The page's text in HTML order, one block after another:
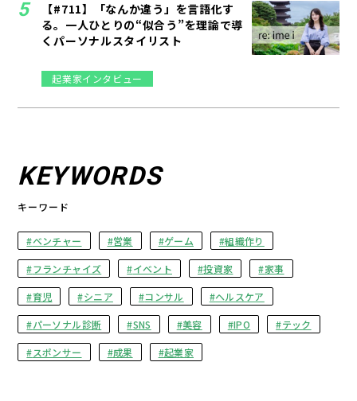
【#711】「なんか違う」を言語化す
る。一人ひとりの“似合う”を理論で導
くパーソナルスタイリスト
起業家インタビュー
KEYWORDS
キーワード
ベンチャー 営業 ゲーム 組織作り
フランチャイズ イベント 投資家 家事
育児 シニア コンサル ヘルスケア
パーソナル診断 SNS 美容 IPO テック
スポンサー 成果 起業家